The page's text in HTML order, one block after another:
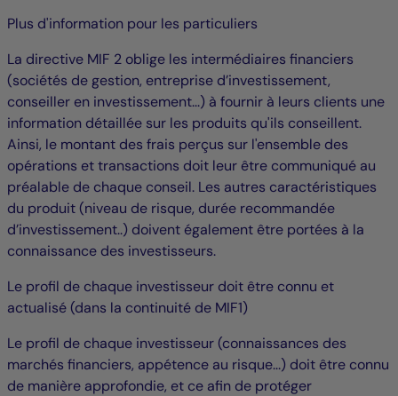
Plus d'information pour les particuliers
La directive MIF 2 oblige les intermédiaires financiers
(sociétés de gestion, entreprise d’investissement,
conseiller en investissement...) à fournir à leurs clients une
information détaillée sur les produits qu'ils conseillent.
Ainsi, le montant des frais perçus sur l'ensemble des
opérations et transactions doit leur être communiqué au
préalable de chaque conseil. Les autres caractéristiques
du produit (niveau de risque, durée recommandée
d’investissement..) doivent également être portées à la
connaissance des investisseurs.
Le profil de chaque investisseur doit être connu et
actualisé (dans la continuité de MIF1)
Le profil de chaque investisseur (connaissances des
marchés financiers, appétence au risque...) doit être connu
de manière approfondie, et ce afin de protéger